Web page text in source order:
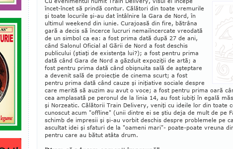
încet-încet să prindă contur. Călători din toate vre­murile
şi toate locurile şi-au dat întâlnire la Gara de Nord, în
ultimul weekend din iunie. Curajoasă din fire, bătrâna
gară a decis să încerce lucruri nemaiîn­cercate vreo­da­tă
de un simbol ca ea: a fost prima dată după 27 de ani,
când Salonul Oficial al Gării de Nord a fost deschis
publicului (ştiaţi de existenţa lui?); a fost pentru prima
dată când Gara de Nord a găzduit ex­poziţii de artă; a
fost pentru prima dată când obişnuita sală de aşteptare
a devenit sală de proiecţie de cinema scurt; a fost
pentru prima dată când cauze şi iniţiative sociale despre
care merită să auzim au avut o voce; a fost pentru prima oară
cea am­plasată pe peronul de la linia 14, au fost iubiţi în egală
şi Norzeatic. Călătorii Train Delivery, veniţi cu ideile lor din toate
cunoscut acum "offline" (unii dintre ei se ştiu deja de mult de pe
schimb de impresii şi şi-au vorbit deschis despre problemele pe
ascultat idei şi sfaturi de la "oameni mari"- poate-poate vreuna
pentru care au bătut atâta drum.